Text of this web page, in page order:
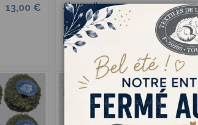
13,00 €
Alpage II 412 -
Pack de 10
Pelotes Bleu roy
13,00 €